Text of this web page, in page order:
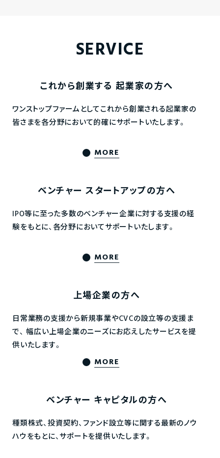
SERVICE
これから創業する 起業家の方へ
ワンストップファームとしてこれから創業される起業家の
皆さまを各分野において的確にサポートいたします。
MORE
ベンチャー スタートアップの方へ
IPO等に至った多数のベンチャー企業に対する支援の経
験をもとに、各分野においてサポートいたします。
MORE
上場企業の方へ
日常業務の支援から新規事業やCVCの設立等の支援ま
で、 幅広い上場企業のニーズにお応えしたサービスを提
供いたします。
MORE
ベンチャー キャピタルの方へ
種類株式、投資契約、ファンド設立等に関する最新のノウ
ハウをもとに、サポートを提供いたします。